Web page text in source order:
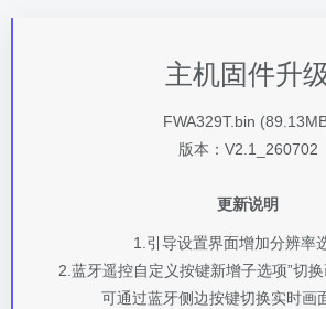
主机固件升
FWA329T.bin
版本：V2.1_260702
更新说明
1.引导设置界面增加分辨率
2.蓝牙遥控自定义按键新增子选项”切换
可通过蓝牙侧边按键切换实时画